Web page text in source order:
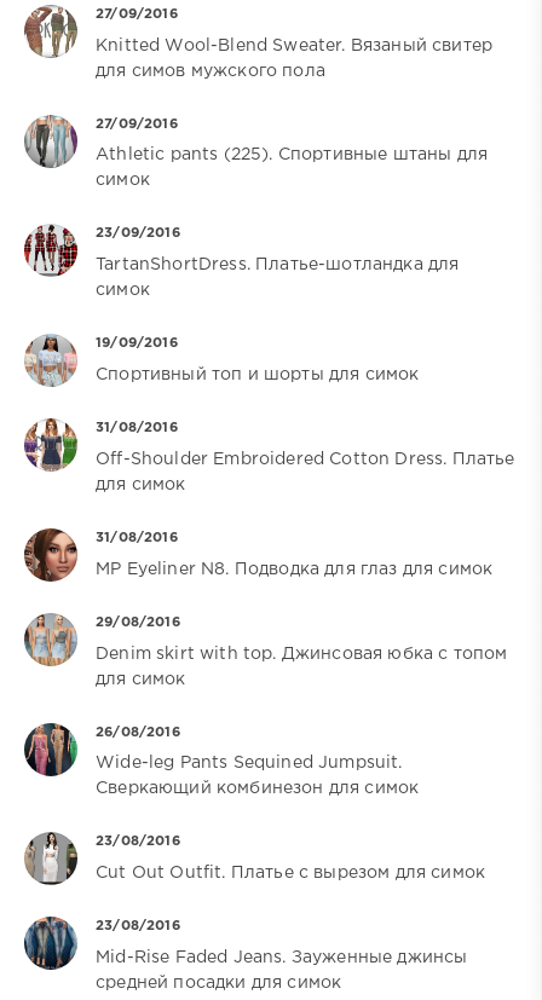
27/09/2016
Knitted Wool-Blend Sweater. Вязаный свитер
для симов мужского пола
27/09/2016
Athletic pants (225). Спортивные штаны для
симок
23/09/2016
TartanShortDress. Платье-шотландка для
симок
19/09/2016
Спортивный топ и шорты для симок
31/08/2016
Off-Shoulder Embroidered Cotton Dress. Платье
для симок
31/08/2016
MP Eyeliner N8. Подводка для глаз для симок
29/08/2016
Denim skirt with top. Джинсовая юбка с топом
для симок
26/08/2016
Wide-leg Pants Sequined Jumpsuit.
Сверкающий комбинезон для симок
23/08/2016
Cut Out Outfit. Платье с вырезом для симок
23/08/2016
Mid-Rise Faded Jeans. Зауженные джинсы
средней посадки для симок